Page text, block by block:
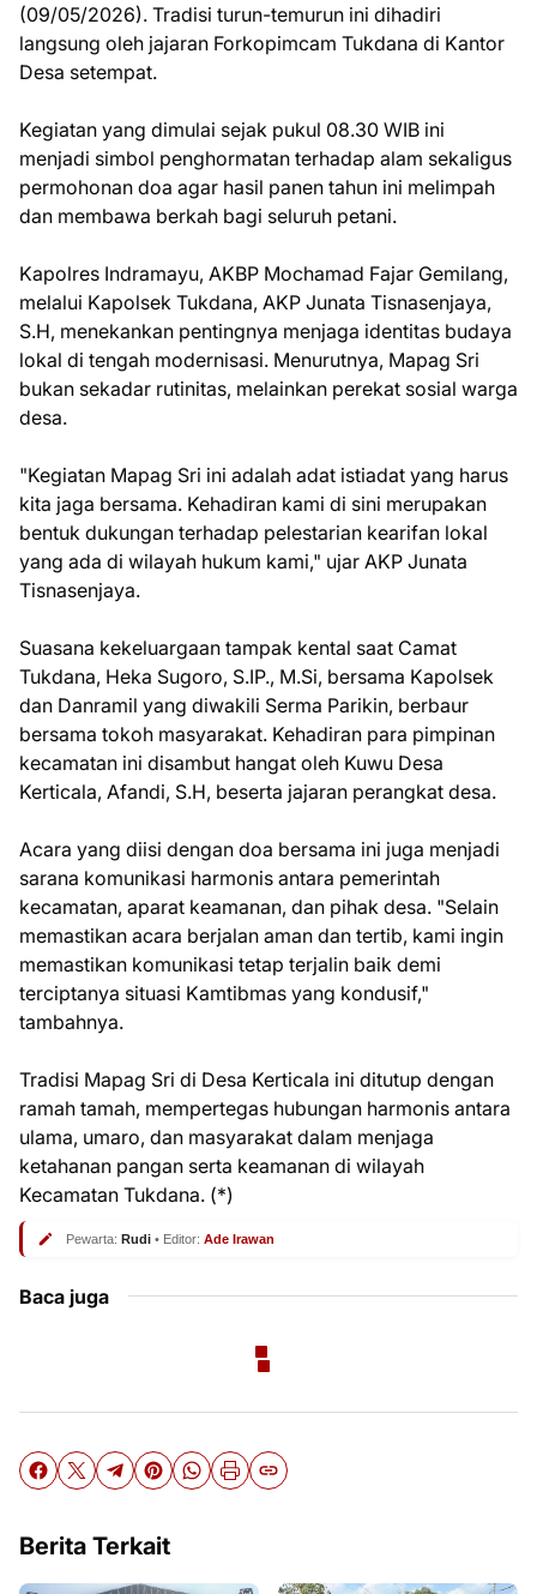
(09/05/2026). Tradisi turun-temurun ini dihadiri
langsung oleh jajaran Forkopimcam Tukdana di Kantor
Desa setempat.
Kegiatan yang dimulai sejak pukul 08.30 WIB ini
menjadi simbol penghormatan terhadap alam sekaligus
permohonan doa agar hasil panen tahun ini melimpah
dan membawa berkah bagi seluruh petani.
Kapolres Indramayu, AKBP Mochamad Fajar Gemilang,
melalui Kapolsek Tukdana, AKP Junata Tisnasenjaya,
S.H, menekankan pentingnya menjaga identitas budaya
lokal di tengah modernisasi. Menurutnya, Mapag Sri
bukan sekadar rutinitas, melainkan perekat sosial warga
desa.
"Kegiatan Mapag Sri ini adalah adat istiadat yang harus
kita jaga bersama. Kehadiran kami di sini merupakan
bentuk dukungan terhadap pelestarian kearifan lokal
yang ada di wilayah hukum kami," ujar AKP Junata
Tisnasenjaya.
Suasana kekeluargaan tampak kental saat Camat
Tukdana, Heka Sugoro, S.IP., M.Si, bersama Kapolsek
dan Danramil yang diwakili Serma Parikin, berbaur
bersama tokoh masyarakat. Kehadiran para pimpinan
kecamatan ini disambut hangat oleh Kuwu Desa
Kerticala, Afandi, S.H, beserta jajaran perangkat desa.
Acara yang diisi dengan doa bersama ini juga menjadi
sarana komunikasi harmonis antara pemerintah
kecamatan, aparat keamanan, dan pihak desa. "Selain
memastikan acara berjalan aman dan tertib, kami ingin
memastikan komunikasi tetap terjalin baik demi
terciptanya situasi Kamtibmas yang kondusif,"
tambahnya.
Tradisi Mapag Sri di Desa Kerticala ini ditutup dengan
ramah tamah, mempertegas hubungan harmonis antara
ulama, umaro, dan masyarakat dalam menjaga
ketahanan pangan serta keamanan di wilayah
Kecamatan Tukdana. (*)
Pewarta: Rudi • Editor: Ade Irawan
Baca juga
Berita Terkait